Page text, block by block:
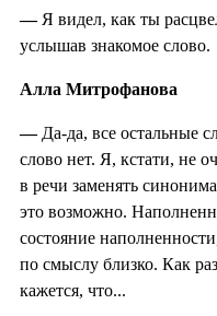
— Я видел, как ты
услышав знакомое слово.
Алла Митрофанова
— Да-да, все остальные
слово нет. Я, кстати, не
в речи заменять
это возможно.
состояние
по смыслу близко. Как
кажется, что...